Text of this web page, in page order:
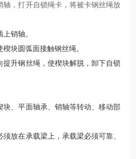
轴，打开自锁绳卡，将被卡钢丝绳放
销轴。
块圆弧面接触钢丝绳。
提升钢丝绳，使楔块解脱，卸下自锁
块、平面轴承、销轴等转动、移动部
放在承载梁上，承载梁必须可靠、